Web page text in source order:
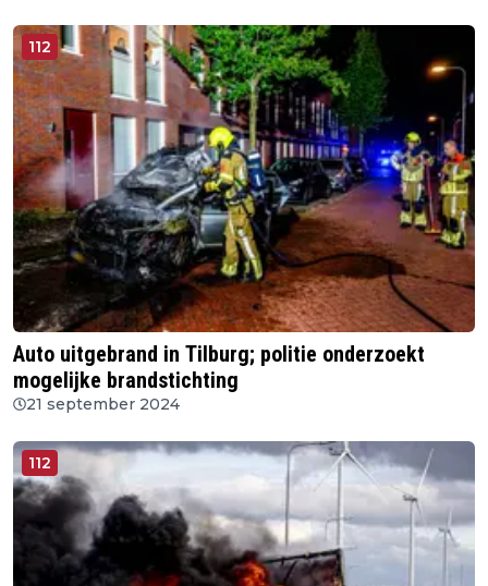
112
Auto uitgebrand in Tilburg; politie onderzoekt
mogelijke brandstichting
21 september 2024
112